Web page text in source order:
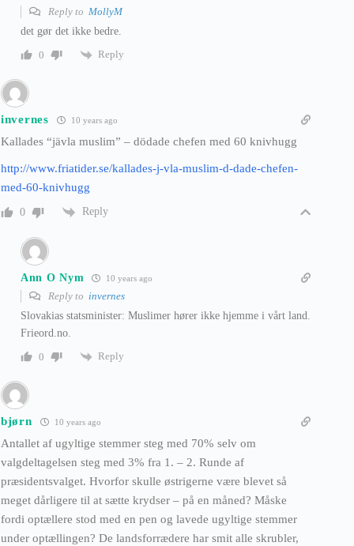
Reply to MollyM
det gør det ikke bedre.
0
Reply
invernes 10 years ago
Kallades “jävla muslim” – dödade chefen med 60 knivhugg
http://www.friatider.se/kallades-j-vla-muslim-d-dade-chefen-
med-60-knivhugg
0 Reply
Ann O Nym 10 years ago
Reply to invernes
Slovakias statsminister: Muslimer hører ikke hjemme i vårt land.
Frieord.no.
0
Reply
bjørn 10 years ago
Antallet af ugyltige stemmer steg med 70% selv om
valgdeltagelsen steg med 3% fra 1. – 2. Runde af
præsidentsvalget. Hvorfor skulle østrigerne være blevet så
meget dårligere til at sætte krydser – på en måned? Måske
fordi optællere stod med en pen og lavede ugyltige stemmer
under optællingen? De landsforrædere har smit alle skrubler,